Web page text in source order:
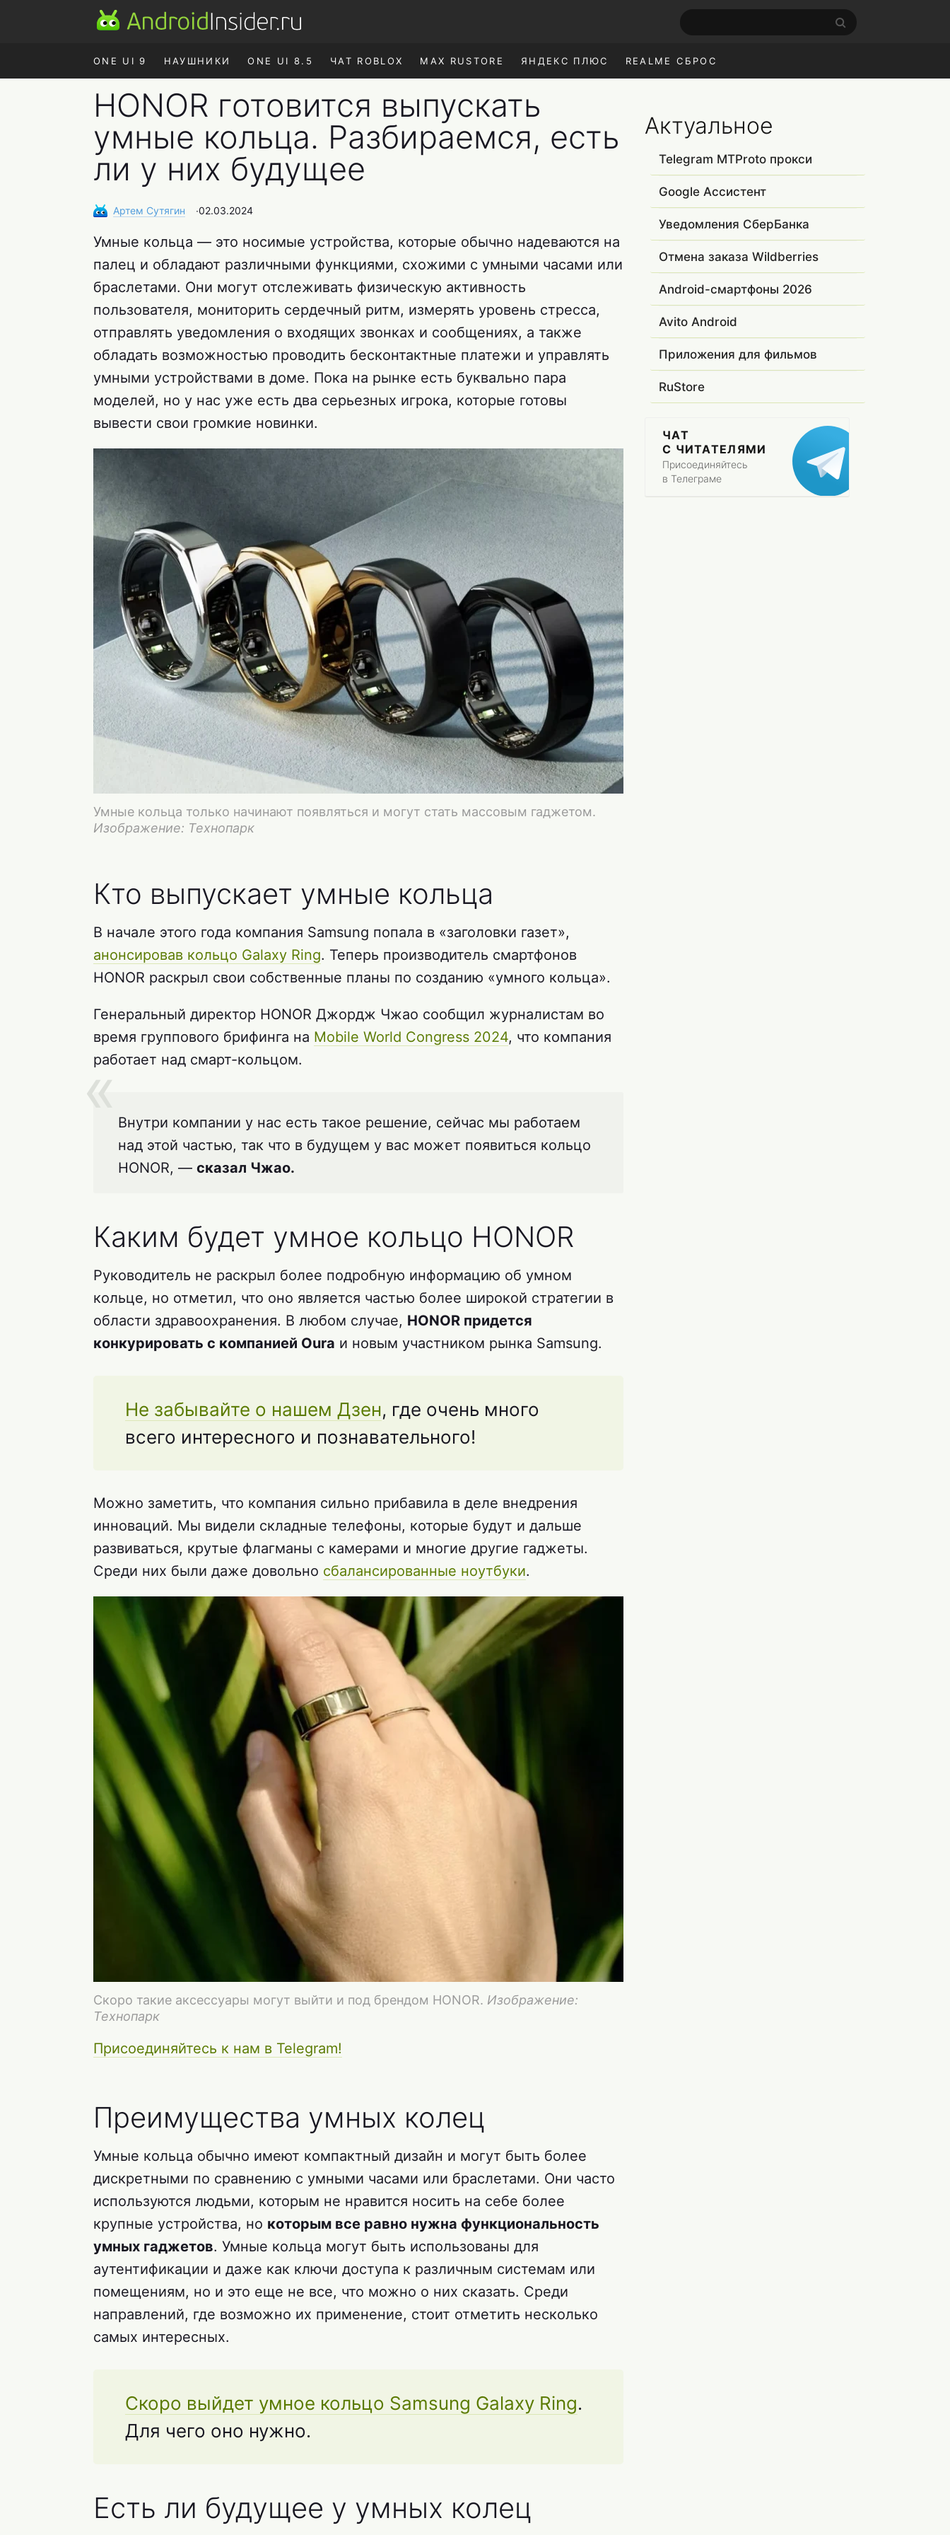
ONE UI 9 НАУШНИКИ ONE UI 8.5 ЧАТ ROBLOX MAX RUSTORE ЯНДЕКС ПЛЮС REALME СБРОС
HONOR готовится выпускать
умные кольца. Разбираемся, есть
ли у них будущее
Артем Сутягин ∙02.03.2024
Умные кольца — это носимые устройства, которые обычно надеваются на
палец и обладают различными функциями, схожими с умными часами или
браслетами. Они могут отслеживать физическую активность
пользователя, мониторить сердечный ритм, измерять уровень стресса,
отправлять уведомления о входящих звонках и сообщениях, а также
обладать возможностью проводить бесконтактные платежи и управлять
умными устройствами в доме. Пока на рынке есть буквально пара
моделей, но у нас уже есть два серьезных игрока, которые готовы
вывести свои громкие новинки.
Умные кольца только начинают появляться и могут стать массовым гаджетом.
Изображение: Технопарк
Кто выпускает умные кольца
В начале этого года компания Samsung попала в «заголовки газет»,
анонсировав кольцо Galaxy Ring. Теперь производитель смартфонов
HONOR раскрыл свои собственные планы по созданию «умного кольца».
Генеральный директор HONOR Джордж Чжао сообщил журналистам во
время группового брифинга на Mobile World Congress 2024, что компания
работает над смарт-кольцом.
Внутри компании у нас есть такое решение, сейчас мы работаем
над этой частью, так что в будущем у вас может появиться кольцо
HONOR, — сказал Чжао.
Каким будет умное кольцо HONOR
Руководитель не раскрыл более подробную информацию об умном
кольце, но отметил, что оно является частью более широкой стратегии в
области здравоохранения. В любом случае, HONOR придется
конкурировать с компанией Oura и новым участником рынка Samsung.
Не забывайте о нашем Дзен, где очень много
всего интересного и познавательного!
Можно заметить, что компания сильно прибавила в деле внедрения
инноваций. Мы видели складные телефоны, которые будут и дальше
развиваться, крутые флагманы с камерами и многие другие гаджеты.
Среди них были даже довольно сбалансированные ноутбуки.
Скоро такие аксессуары могут выйти и под брендом HONOR. Изображение:
Технопарк
Присоединяйтесь к нам в Telegram!
Преимущества умных колец
Умные кольца обычно имеют компактный дизайн и могут быть более
дискретными по сравнению с умными часами или браслетами. Они часто
используются людьми, которым не нравится носить на себе более
крупные устройства, но которым все равно нужна функциональность
умных гаджетов. Умные кольца могут быть использованы для
аутентификации и даже как ключи доступа к различным системам или
помещениям, но и это еще не все, что можно о них сказать. Среди
направлений, где возможно их применение, стоит отметить несколько
самых интересных.
Скоро выйдет умное кольцо Samsung Galaxy Ring.
Для чего оно нужно.
Есть ли будущее у умных колец
Актуальное
Telegram MTProto прокси
Google Ассистент
Уведомления СберБанка
Отмена заказа Wildberries
Android-смартфоны 2026
Avito Android
Приложения для фильмов
RuStore
ЧАТ
С ЧИТАТЕЛЯМИ
Присоединяйтесь
в Телеграме